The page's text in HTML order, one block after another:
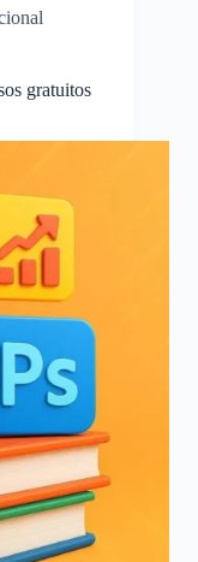
gratuitos